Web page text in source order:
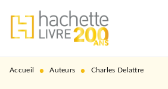
MENU RECHERCHE
PIED DE PAGE
Accueil • Auteurs • Charles Delattre